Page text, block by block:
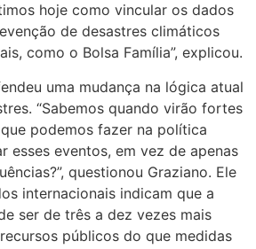
hoje como vincular os dados
de desastres climáticos
como o Bolsa Família”, explicou.
uma mudança na lógica atual
“Sabemos quando virão fortes
podemos fazer na política
esses eventos, em vez de apenas
questionou Graziano. Ele
internacionais indicam que a
ser de três a dez vezes mais
públicos do que medidas